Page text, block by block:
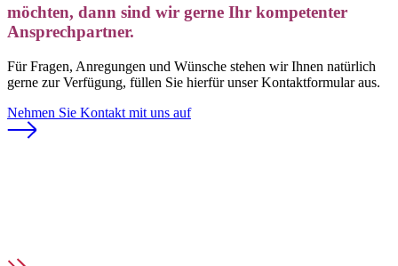
möchten, dann sind wir gerne Ihr kompetenter
Ansprechpartner.
Für Fragen, Anregungen und Wünsche stehen wir Ihnen natürlich
gerne zur Verfügung, füllen Sie hierfür unser Kontaktformular aus.
Nehmen Sie Kontakt mit uns auf